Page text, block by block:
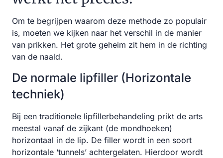
Om te begrijpen waarom deze methode zo populair
is, moeten we kijken naar het verschil in de manier
van prikken. Het grote geheim zit hem in de richting
van de naald.
De normale lipfiller (Horizontale
techniek)
Bij een traditionele lipfillerbehandeling prikt de arts
meestal vanaf de zijkant (de mondhoeken)
horizontaal in de lip. De filler wordt in een soort
horizontale ‘tunnels’ achtergelaten. Hierdoor wordt